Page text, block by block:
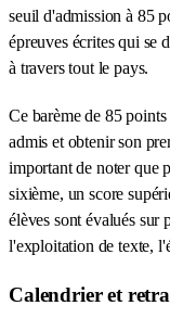
seuil d'admission à 85
épreuves écrites qui se
à travers tout le pays.
Ce barème de 85
admis et obtenir son
important de noter que
sixième, un score
élèves sont évalués sur
l'exploitation de texte,
Calendrier et